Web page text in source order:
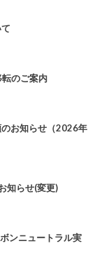
のご案内
お知らせ（2026年
知らせ(変更)
ンニュートラル実